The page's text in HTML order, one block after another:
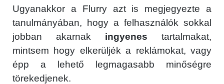
Ugyanakkor a Flurry azt is megjegyezte a
tanulmányában, hogy a felhasználók sokkal
jobban akarnak ingyenes tartalmakat,
mintsem hogy elkerüljék a reklámokat, vagy
épp a lehető legmagasabb minőségre
törekedjenek.